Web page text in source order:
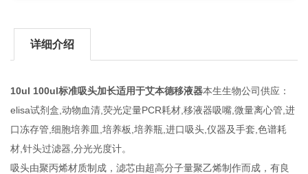
详细介绍
10ul 100ul标准吸头加长适用于艾本德移液器本生生物公司供应：
elisa试剂盒,动物血清,荧光定量PCR耗材,移液器吸嘴,微量离心管,进
口冻存管,细胞培养皿,培养板,培养瓶,进口吸头,仪器及手套,色谱耗
材,针头过滤器,分光光度计。
吸头由聚丙烯材质制成，滤芯由超高分子量聚乙烯制作而成，有良